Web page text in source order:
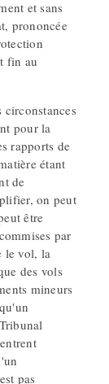
et sans
prononcée
fin au
pour la
rapports de
étant
de
on peut
être
par
le vol, la
des vols
mineurs
pas